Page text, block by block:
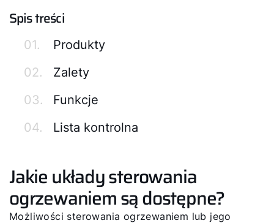
Spis treści
01.
Produkty
02.
Zalety
03.
Funkcje
04.
Lista kontrolna
Jakie układy sterowania
ogrzewaniem są dostępne?
Możliwości sterowania ogrzewaniem lub jego